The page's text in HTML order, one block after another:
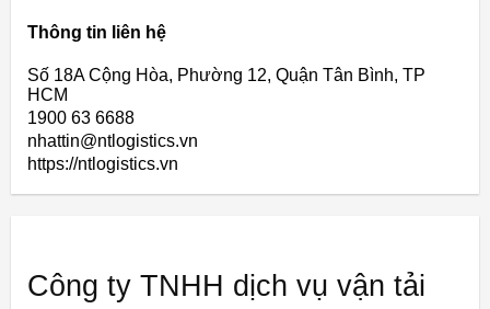
Thông tin liên hệ
Số 18A Cộng Hòa, Phường 12, Quận Tân Bình, TP
HCM
1900 63 6688
nhattin@ntlogistics.vn
https://ntlogistics.vn
Công ty TNHH dịch vụ vận tải